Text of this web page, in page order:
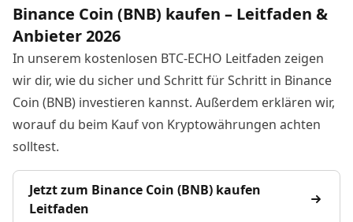
Binance Coin (BNB) kaufen – Leitfaden &
Anbieter 2026
In unserem kostenlosen BTC-ECHO Leitfaden zeigen
wir dir, wie du sicher und Schritt für Schritt in Binance
Coin (BNB) investieren kannst. Außerdem erklären wir,
worauf du beim Kauf von Kryptowährungen achten
solltest.
Jetzt zum Binance Coin (BNB) kaufen
Leitfaden